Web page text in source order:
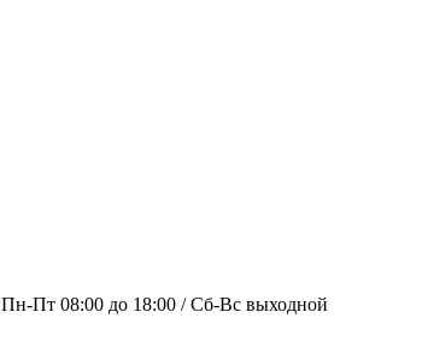
Пн-Пт 08:00 до 18:00 / Сб-Вс выходной